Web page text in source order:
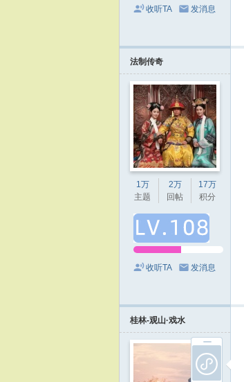
收听TA 发消息
法制传奇
1万
主题
2万
回帖
17万
积分
收听TA 发消息
桂林-观山·戏水